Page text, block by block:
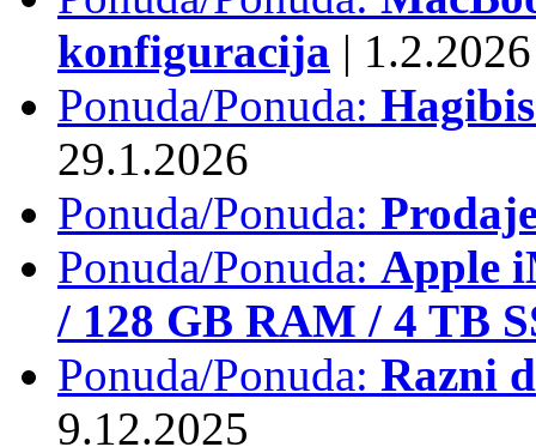
konfiguracija | 1.2.2026
Ponuda/Ponuda:
29.1.2026
Ponuda/Ponuda:
Ponuda/Ponuda: Apple
/ 128 GB RAM / 4 TB
Ponuda/Ponuda: Razni
9.12.2025